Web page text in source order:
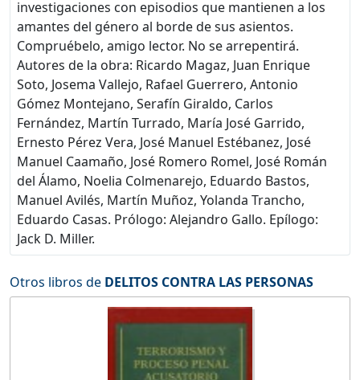
investigaciones con episodios que mantienen a los
amantes del género al borde de sus asientos.
Compruébelo, amigo lector. No se arrepentirá.
Autores de la obra: Ricardo Magaz, Juan Enrique
Soto, Josema Vallejo, Rafael Guerrero, Antonio
Gómez Montejano, Serafín Giraldo, Carlos
Fernández, Martín Turrado, María José Garrido,
Ernesto Pérez Vera, José Manuel Estébanez, José
Manuel Caamaño, José Romero Romel, José Román
del Álamo, Noelia Colmenarejo, Eduardo Bastos,
Manuel Avilés, Martín Muñoz, Yolanda Trancho,
Eduardo Casas. Prólogo: Alejandro Gallo. Epílogo:
Jack D. Miller.
Otros libros de DELITOS CONTRA LAS PERSONAS